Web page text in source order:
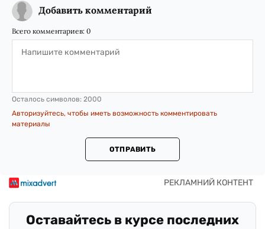
Добавить комментарий
Всего комментариев: 0
Осталось символов: 2000
Авторизуйтесь, чтобы иметь возможность комментировать
материалы
ОТПРАВИТЬ
Оставайтесь в курсе последних